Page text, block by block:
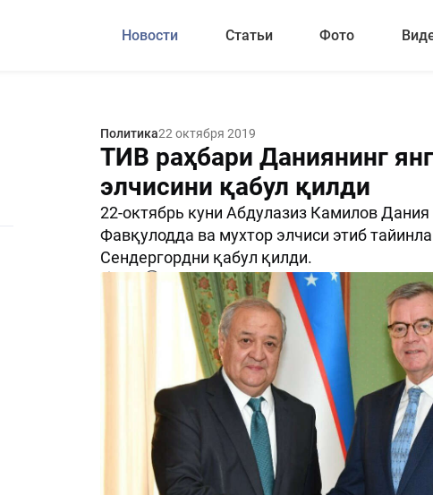
Новости Статьи Фото
Политика22 октября 2019
ТИВ раҳбари Даниянинг
элчисини қабул қилди
22-октябрь куни Абдулазиз Камилов
Фавқулодда ва мухтор элчиси этиб
Сендергордни қабул қилди.